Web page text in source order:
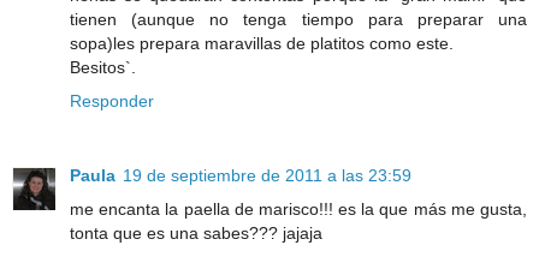
tienen (aunque no tenga tiempo para preparar una
sopa)les prepara maravillas de platitos como este.
Besitos`.
Responder
Paula 19 de septiembre de 2011 a las 23:59
me encanta la paella de marisco!!! es la que más me gusta,
tonta que es una sabes??? jajaja